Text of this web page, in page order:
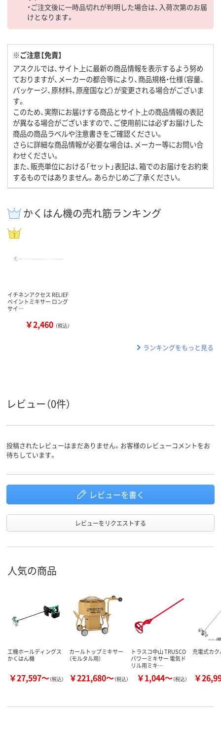
・ご注文後に一時品切れが判明した場合は、入荷次第のお届
けとなります。
※ご注意【免責】
アスクルでは、サイト上に最新の商品情報を表示するよう努め
ておりますが、メーカーの都合等により、商品規格・仕様（容量、
パッケージ、原材料、原産国など）が変更される場合がございま
す。
このため、実際にお届けする商品とサイト上の商品情報の表記
が異なる場合がございますので、ご使用前には必ずお届けした
商品の商品ラベルや注意書きをご確認ください。
さらに詳細な商品情報が必要な場合は、メーカー等にお問い合
わせください。
また、販売単位における「セット」表記は、箱でのお届けをお約束
するものではありません。あらかじめご了承ください。
かくはん機の売れ筋ランキング
イチネンアクセス RELIEF
ペイントミキサー ロング
サイ…
￥2,460 （税込）
ランキングをもっと見る
レビュー（0件）
投稿されたレビューはまだありません。お客様のレビューコメントをお
待ちしています。
レビューを書く
レビューをリクエストする
人気の商品
工機ホールディングス
かくはん機
￥27,597～（税込）
カールトップミキサー
（モルタル用）
￥221,680～（税込）
トラスコ中山 TRUSCO
パワーミキサー 電気ド
リル用ミキ…
￥1,044～（税込）
充電式カ
￥